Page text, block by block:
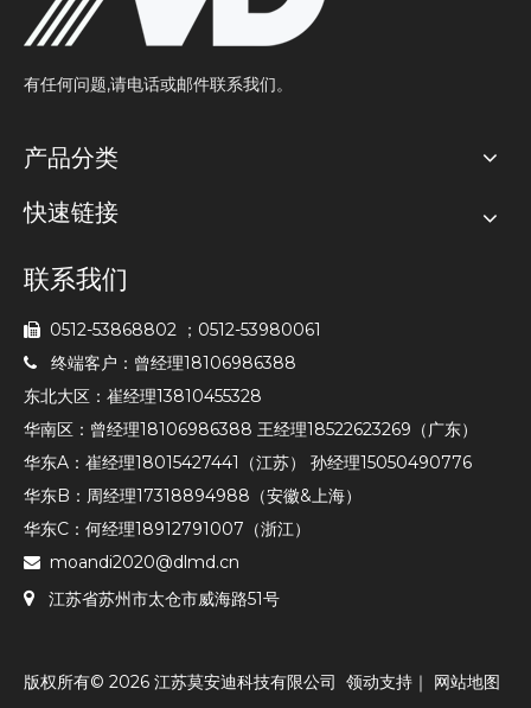
有任何问题,请电话或邮件联系我们。
产品分类
快速链接
联系我们
 0512-53868802 ；0512-53980061

终端客户：曾经理18106986388
东北大区：崔经理13810455328
华南区：曾经理18106986388 王经理18522623269（广东）
华东A：崔经理18015427441（江苏） 孙经理15050490776
华东B：周经理17318894988（安徽&上海）
华东C：何经理18912791007（浙江）
 moandi2020@dlmd.cn
 江苏省苏州市太仓市威海路51号
版权所有© 2026 江苏莫安迪科技有限公司 领动支持｜ 网站地图